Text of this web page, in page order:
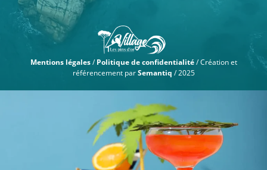
Mentions légales/Politique de confidentialité/ Création et
référencement parSemantiq / 2025